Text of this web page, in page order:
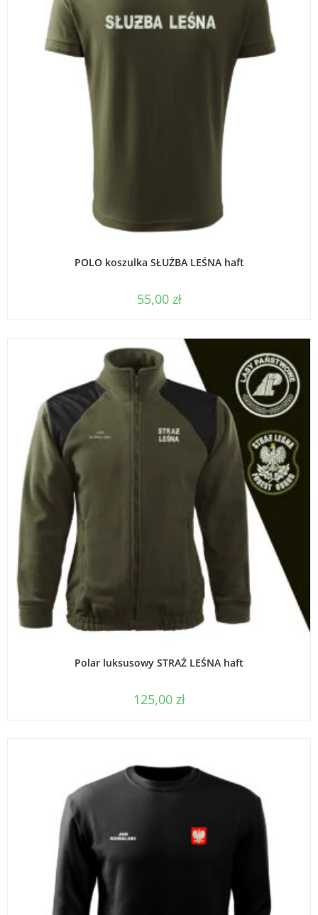
WYBIERZ OPCJE
POLO koszulka SŁUŻBA LEŚNA haft
55,00 zł
WYBIERZ OPCJE
Polar luksusowy STRAŻ LEŚNA haft
125,00 zł